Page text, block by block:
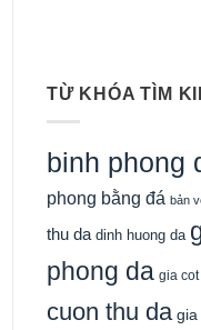
TỪ KHÓA TÌM
binh phong
phong bằng đá bản
thu da dinh huong da
phong da gia cot
cuon thu da gia